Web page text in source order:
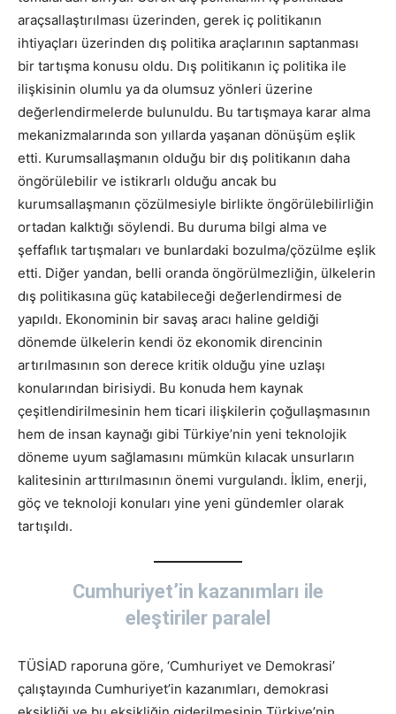
araçsallaştırılması üzerinden, gerek iç politikanın
ihtiyaçları üzerinden dış politika araçlarının saptanması
bir tartışma konusu oldu. Dış politikanın iç politika ile
ilişkisinin olumlu ya da olumsuz yönleri üzerine
değerlendirmelerde bulunuldu. Bu tartışmaya karar alma
mekanizmalarında son yıllarda yaşanan dönüşüm eşlik
etti. Kurumsallaşmanın olduğu bir dış politikanın daha
öngörülebilir ve istikrarlı olduğu ancak bu
kurumsallaşmanın çözülmesiyle birlikte öngörülebilirliğin
ortadan kalktığı söylendi. Bu duruma bilgi alma ve
şeffaflık tartışmaları ve bunlardaki bozulma/çözülme eşlik
etti. Diğer yandan, belli oranda öngörülmezliğin, ülkelerin
dış politikasına güç katabileceği değerlendirmesi de
yapıldı. Ekonominin bir savaş aracı haline geldiği
dönemde ülkelerin kendi öz ekonomik direncinin
artırılmasının son derece kritik olduğu yine uzlaşı
konularından birisiydi. Bu konuda hem kaynak
çeşitlendirilmesinin hem ticari ilişkilerin çoğullaşmasının
hem de insan kaynağı gibi Türkiye’nin yeni teknolojik
döneme uyum sağlamasını mümkün kılacak unsurların
kalitesinin arttırılmasının önemi vurgulandı. İklim, enerji,
göç ve teknoloji konuları yine yeni gündemler olarak
tartışıldı.
Cumhuriyet’in kazanımları ile
eleştiriler paralel
TÜSİAD raporuna göre, ‘Cumhuriyet ve Demokrasi’
çalıştayında Cumhuriyet’in kazanımları, demokrasi